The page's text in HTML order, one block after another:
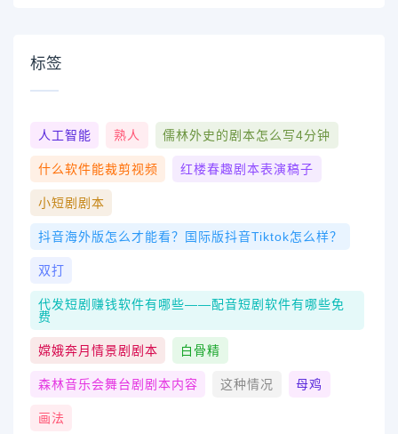
标签
人工智能 熟人 儒林外史的剧本怎么写4分钟
什么软件能裁剪视频 红楼春趣剧本表演稿子
小短剧剧本
抖音海外版怎么才能看？国际版抖音tiktok怎么样？
双打
代发短剧赚钱软件有哪些——配音短剧软件有哪些免
费
嫦娥奔月情景剧剧本 白骨精
森林音乐会舞台剧剧本内容 这种情况 母鸡
画法